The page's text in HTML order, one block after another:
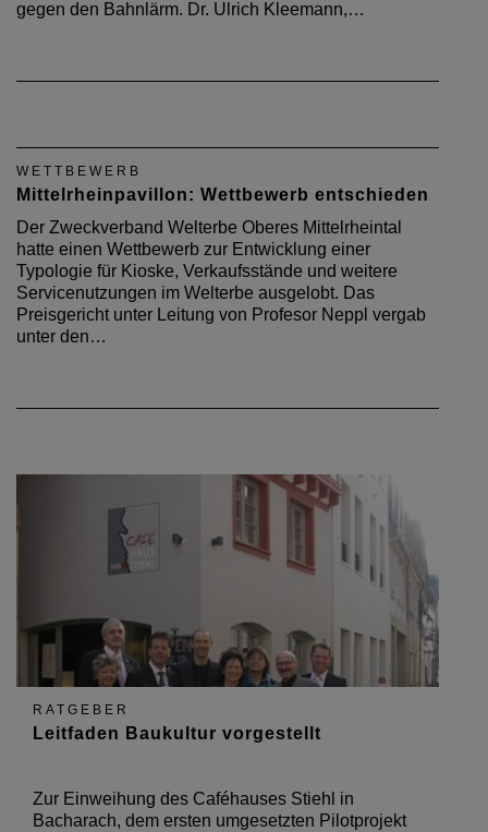
gegen den Bahnlärm. Dr. Ulrich Kleemann,…
WETTBEWERB
Mittelrheinpavillon: Wettbewerb entschieden
Der Zweckverband Welterbe Oberes Mittelrheintal
hatte einen Wettbewerb zur Entwicklung einer
Typologie für Kioske, Verkaufsstände und weitere
Servicenutzungen im Welterbe ausgelobt. Das
Preisgericht unter Leitung von Profesor Neppl vergab
unter den…
RATGEBER
Leitfaden Baukultur vorgestellt
Zur Einweihung des Caféhauses Stiehl in
Bacharach, dem ersten umgesetzten Pilotprojekt